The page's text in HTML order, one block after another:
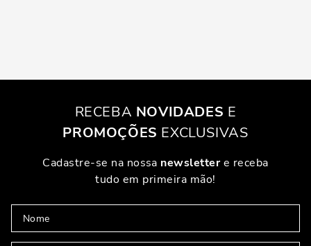
RECEBA NOVIDADES E
PROMOÇÕES EXCLUSIVAS
Cadastre-se na nossa newslettere receba
tudo em primeira mão!